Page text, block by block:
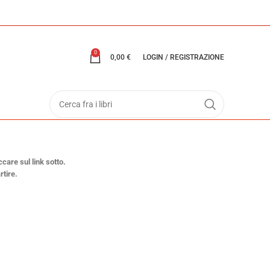
0
0,00 € LOGIN / REGISTRAZIONE
sul link sotto.